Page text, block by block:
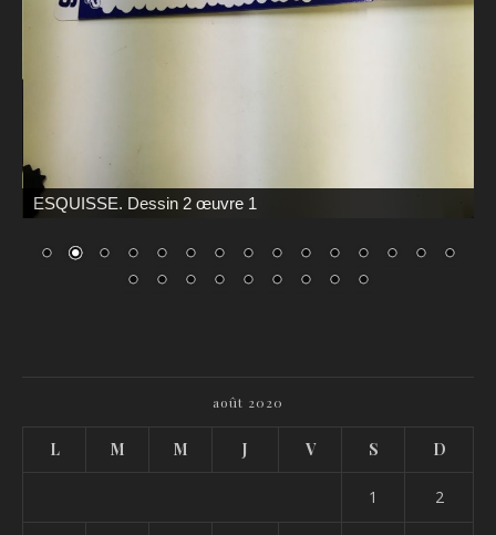
ESQUISSE. Dessin 2 œuvre 1
août 2020
L M M J V S D
1 2